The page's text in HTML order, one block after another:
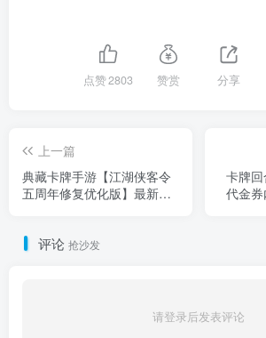
点赞2803 赞赏 分享
上一篇
典藏卡牌手游【江湖侠客令
五周年修复优化版】最新整
教程
卡牌
代金
评论 抢沙发
请登录后发表评论